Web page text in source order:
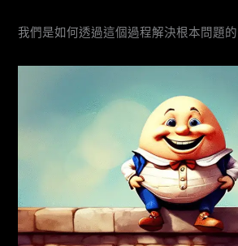
我們是如何透過這個過程解決根本問題的